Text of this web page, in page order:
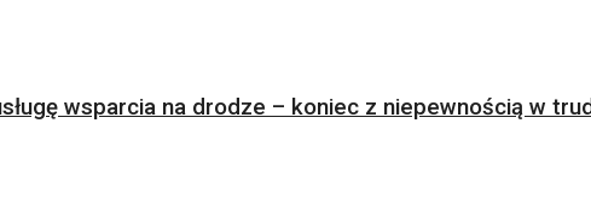
wsparcia na drodze – koniec z niepewnością w